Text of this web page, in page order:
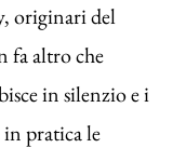
originari del
fa altro che
in silenzio e i
pratica le